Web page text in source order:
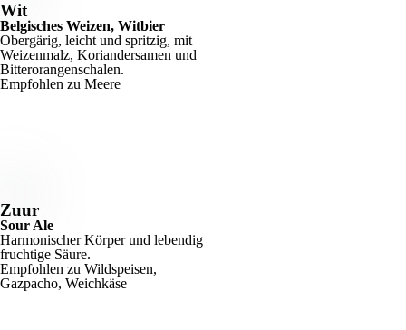
Wit
Belgisches Weizen, Witbier
Obergärig, leicht und spritzig, mit
Weizenmalz, Koriandersamen und
Bitterorangenschalen.
Empfohlen zu Meere
Zuur
Sour Ale
Harmonischer Körper und lebendig
fruchtige Säure.
Empfohlen zu Wildspeisen,
Gazpacho, Weichkäse